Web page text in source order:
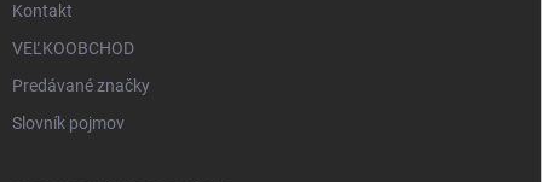
Kontakt
VEĽKOOBCHOD
Predávané značky
Slovník pojmov